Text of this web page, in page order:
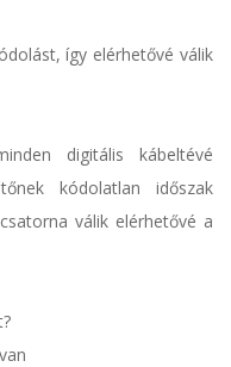
így elérhetővé válik
digitális kábeltévé
kódolatlan időszak
válik elérhetővé a